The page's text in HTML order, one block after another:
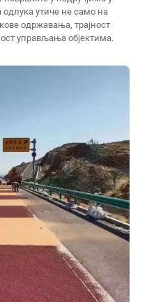
одлука утиче не само на
одржавања, трајност
управљања објектима.